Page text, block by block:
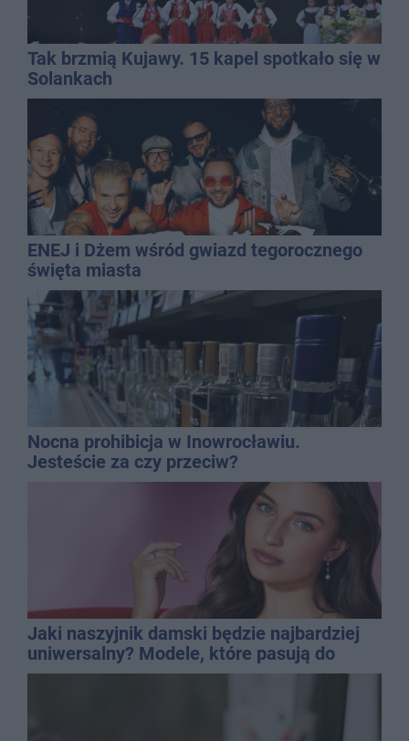
Tak brzmią Kujawy. 15 kapel spotkało się w
Solankach
ENEJ i Dżem wśród gwiazd tegorocznego
święta miasta
Nocna prohibicja w Inowrocławiu.
Jesteście za czy przeciw?
Jaki naszyjnik damski będzie najbardziej
uniwersalny? Modele, które pasują do
wielu stylizacji